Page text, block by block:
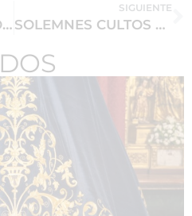
PERMUTA DE CARGOS DE OFICIALES DE LA JUNTA DE GOBIERNO
SIGUIENTE
SOLEMNES CULTOS A NUESTRA SEÑORA DE LA PRESENTACIÓN